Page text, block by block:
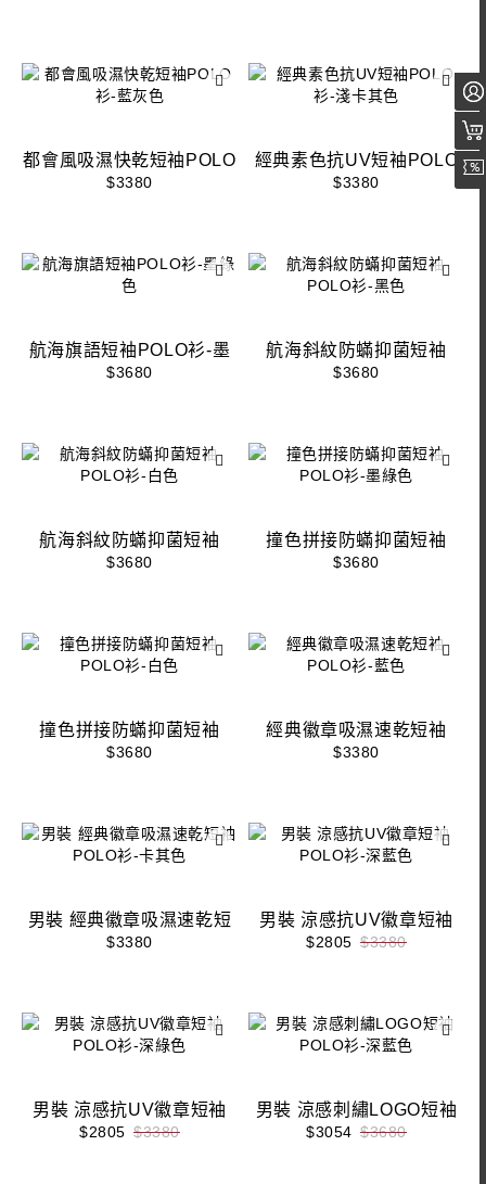
都會風吸濕快乾短袖POLO
衫-藍灰色
$3380
經典素色抗UV短袖POLO
衫-淺卡其色
$3380
航海旗語短袖POLO衫-墨
綠色
$3680
航海斜紋防蟎抑菌短袖
POLO衫-黑色
$3680
航海斜紋防蟎抑菌短袖
POLO衫-白色
$3680
撞色拼接防蟎抑菌短袖
POLO衫-墨綠色
$3680
撞色拼接防蟎抑菌短袖
POLO衫-白色
$3680
經典徽章吸濕速乾短袖
POLO衫-藍色
$3380
男裝 經典徽章吸濕速乾短
袖POLO衫-卡其色
$3380
男裝 涼感抗UV徽章短袖
POLO衫-深藍色
$2805 $3380
男裝 涼感抗UV徽章短袖
POLO衫-深綠色
$2805 $3380
男裝 涼感刺繡LOGO短袖
POLO衫-深藍色
$3054 $3680